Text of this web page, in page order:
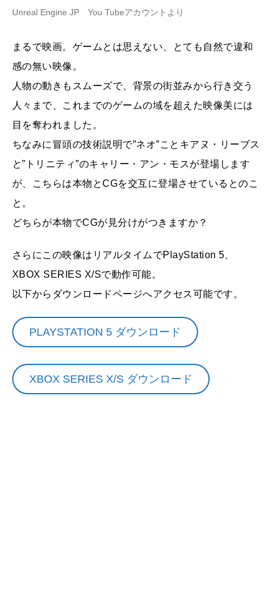
Unreal Engine JP You Tubeアカウントより
まるで映画。ゲームとは思えない、とても自然で違和
感の無い映像。
人物の動きもスムーズで、背景の街並みから行き交う
人々まで、これまでのゲームの域を超えた映像美には
目を奪われました。
ちなみに冒頭の技術説明で”ネオ”ことキアヌ・リーブス
と”トリニティ”のキャリー・アン・モスが登場します
が、こちらは本物とCGを交互に登場させているとのこ
と。
どちらが本物でCGが見分けがつきますか？
さらにこの映像はリアルタイムでPlayStation 5、
XBOX SERIES X/Sで動作可能。
以下からダウンロードページへアクセス可能です。
PLAYSTATION 5 ダウンロード
XBOX SERIES X/S ダウンロード